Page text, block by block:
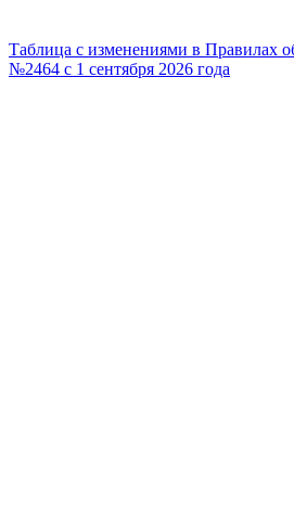
Таблица с изменениями в Правилах
№2464 с 1 сентября 2026 года